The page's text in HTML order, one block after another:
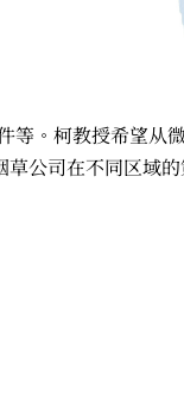
等。柯教授希望从
公司在不同区域